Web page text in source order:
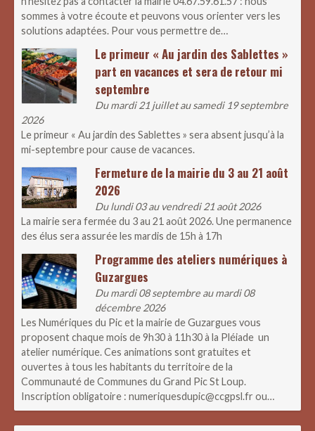
sommes à votre écoute et peuvons vous orienter vers les
solutions adaptées. Pour vous permettre de…
Le primeur « Au jardin des Sablettes »
part en vacances et sera de retour mi
septembre
Du mardi 21 juillet au samedi 19 septembre
2026
Le primeur « Au jardin des Sablettes » sera absent jusqu’à la
mi-septembre pour cause de vacances.
Fermeture de la mairie du 3 au 21 août
2026
Du lundi 03 au vendredi 21 août 2026
La mairie sera fermée du 3 au 21 août 2026. Une permanence
des élus sera assurée les mardis de 15h à 17h
Programme des ateliers numériques à
Guzargues
Du mardi 08 septembre au mardi 08
décembre 2026
Les Numériques du Pic et la mairie de Guzargues vous
proposent chaque mois de 9h30 à 11h30 à la Pléiade un
atelier numérique. Ces animations sont gratuites et
ouvertes à tous les habitants du territoire de la
Communauté de Communes du Grand Pic St Loup.
Inscription obligatoire : numeriquesdupic@ccgpsl.fr ou…